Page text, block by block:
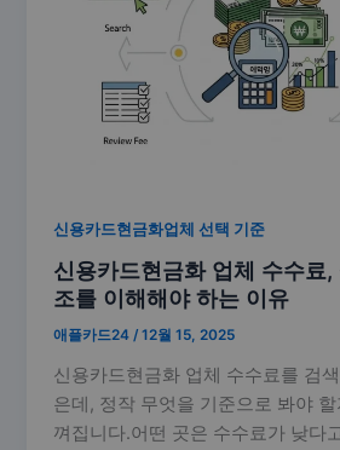
신용카드현금화업체 선택 기준
신용카드현금화 업체 수수료
조를 이해해야 하는 이유
애플카드24/12월 15, 2025
신용카드현금화 업체 수수료를 검
은데, 정작 무엇을 기준으로 봐야
껴집니다.어떤 곳은 수수료가 낮다